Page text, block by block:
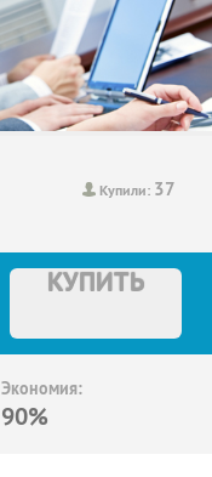
Купили: 37
КУПИТЬ
Экономия:
90%